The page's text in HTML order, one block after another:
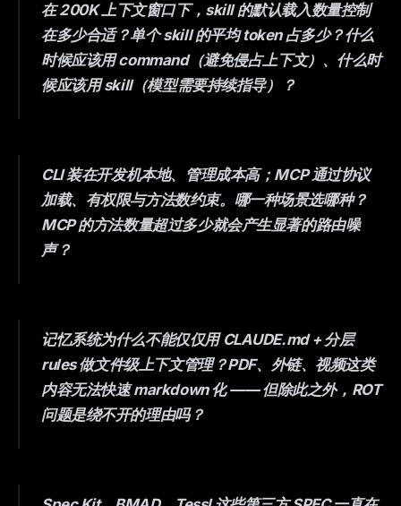
在 200K 上下文窗口下，skill 的默认载入数量控制
在多少合适？单个 skill 的平均 token 占多少？什么
时候应该用 command（避免侵占上下文）、什么时
候应该用 skill（模型需要持续指导）？
CLI 装在开发机本地、管理成本高；MCP 通过协议
加载、有权限与方法数约束。哪一种场景选哪种？
MCP 的方法数量超过多少就会产生显著的路由噪
声？
记忆系统为什么不能仅仅用 CLAUDE.md + 分层
rules 做文件级上下文管理？PDF、外链、视频这类
内容无法快速 markdown 化 —— 但除此之外，ROT
问题是绕不开的理由吗？